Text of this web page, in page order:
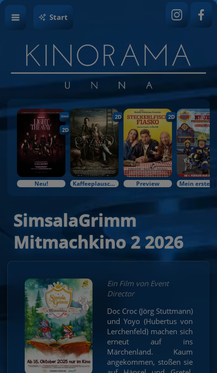
Start
OmU
2D
Neu!
2D
Kaffeeplausch & Kinozauber
2D
Preview
SimsalaGrimm
Mitmachkino 2 2026
Ein Film von Event
Director
Doc Croc (Jörg Stuttmann)
und Yoyo (Hubertus von
Lerchenfeld) machen sich
erneut auf ins
Märchenland. Kaum
angekommen, stoßen sie